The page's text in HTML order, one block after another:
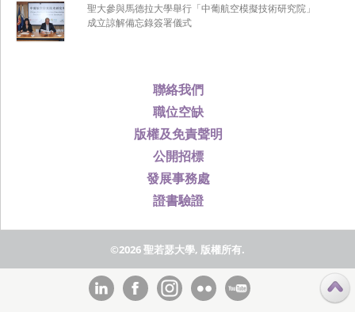
聯絡我們
職位空缺
版權及免責聲明
公開招標
發展事務處
證書驗證
聖大參與馬德拉大學舉行「中葡航空模擬技術研究院」
成立諒解備忘錄簽署儀式
©2026 聖若瑟大學, 版權所有.